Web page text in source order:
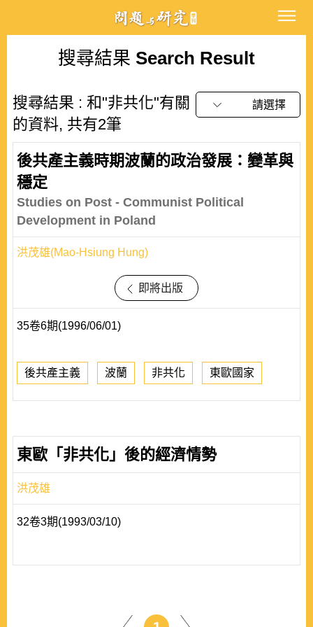
搜尋結果 Search Result
搜尋結果 : 和"非共化"有關
的資料, 共有2筆
請選擇
後共產主義時期波蘭的政治發展：變革與
穩定
Studies on Post - Communist Political
Development in Poland
洪茂雄(Mao-Hsiung Hung)
即將出版
35卷6期(1996/06/01)
後共產主義 波蘭 非共化 東歐國家
東歐「非共化」後的經濟情勢
洪茂雄
32卷3期(1993/03/10)